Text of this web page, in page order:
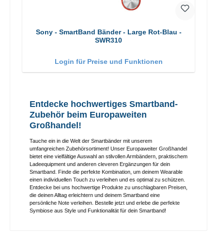
Sony - SmartBand Bänder - Large Rot-Blau -
SWR310
Login für Preise und Funktionen
Entdecke hochwertiges Smartband-
Zubehör beim Europaweiten
Großhandel!
Tauche ein in die Welt der Smartbänder mit unserem
umfangreichen Zubehörsortiment! Unser Europaweiter Großhandel
bietet eine vielfältige Auswahl an stilvollen Armbändern, praktischem
Ladeequipment und anderen cleveren Ergänzungen für dein
Smartband. Finde die perfekte Kombination, um deinem Wearable
einen individuellen Touch zu verleihen und es optimal zu schützen.
Entdecke bei uns hochwertige Produkte zu unschlagbaren Preisen,
die deinen Alltag erleichtern und deinem Smartband eine
persönliche Note verleihen. Bestelle jetzt und erlebe die perfekte
Symbiose aus Style und Funktionalität für dein Smartband!